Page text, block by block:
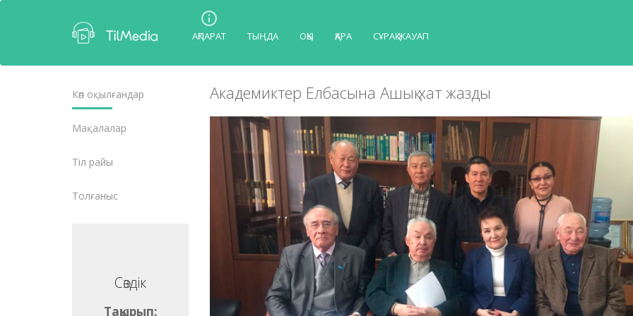
АҚПАРАТ ТЫҢДА ОҚЫ ҚАРА СҰРАҚ-ЖАУАП
Көп оқылғандар
Мақалалар
Тіл райы
Толғаныс
Сөздік
Тақырып:
Академиктер Елбасына Ашық хат жазды